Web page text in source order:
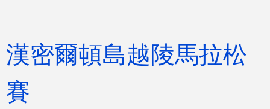
漢密爾頓島越陵馬拉松
賽